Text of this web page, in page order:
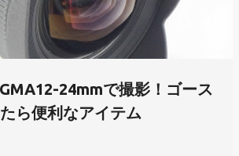
24mmで撮影！ゴース
ら便利なアイテム